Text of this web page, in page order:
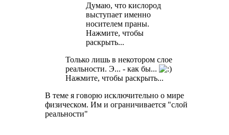
Думаю, что кислород
выступает именно
носителем праны.
Нажмите, чтобы
раскрыть...
Только лишь в некотором слое
реальности. Э... - как бы...
Нажмите, чтобы раскрыть...
В теме я говорю исключительно о мире
физическом. Им и ограничивается "слой
реальности"